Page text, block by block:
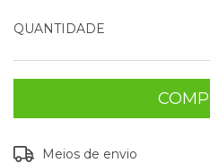
QUANTIDADE
Entregas para o CEP:
Meios de envio